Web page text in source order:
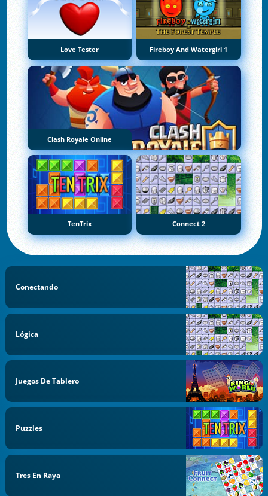
Love Tester Fireboy And Watergirl 1
Clash Royale Online
TenTrix Connect 2
Conectando
Lógica
Juegos De Tablero
Puzzles
Tres En Raya